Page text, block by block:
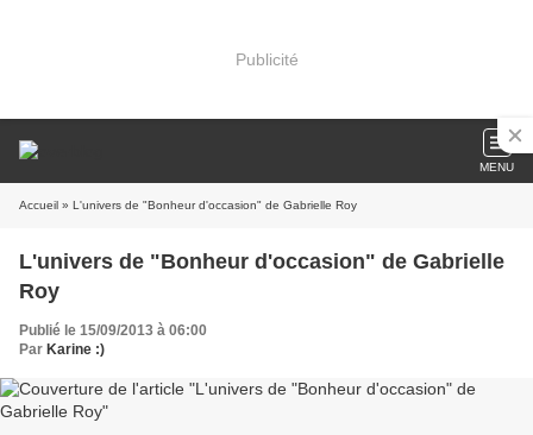
Publicité
MENU
Accueil » L'univers de "Bonheur d'occasion" de Gabrielle Roy
L'univers de "Bonheur d'occasion" de Gabrielle
Roy
Publié le 15/09/2013 à 06:00
Par Karine :)